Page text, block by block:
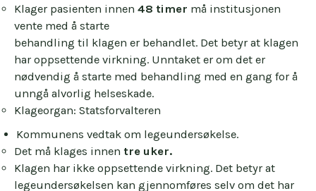
Klager pasienten innen 48 timer må institusjonen
vente med å starte
behandling til klagen er behandlet. Det betyr at klagen
har oppsettende virkning. Unntaket er om det er
nødvendig å starte med behandling med en gang for å
unngå alvorlig helseskade.
Klageorgan: Statsforvalteren
Kommunens vedtak om legeundersøkelse.
Det må klages innen tre uker.
Klagen har ikke oppsettende virkning. Det betyr at
legeundersøkelsen kan gjennomføres selv om det har